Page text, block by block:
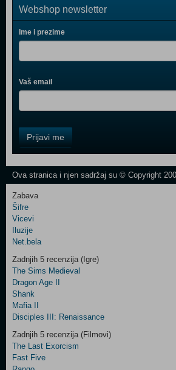
Webshop newsletter
Ime i prezime
Vaš email
Field
One
Control
Two
Newsletter
Control
Field
Three
Prijavi me
Ova stranica i njen sadržaj su © Copyright
Zabava
Šifre
Vicevi
Iluzije
Net.bela
Zadnjih 5 recenzija (Igre)
The Sims Medieval
Dragon Age II
Shank
Mafia II
Disciples III: Renaissance
Zadnjih 5 recenzija (Filmovi)
The Last Exorcism
Fast Five